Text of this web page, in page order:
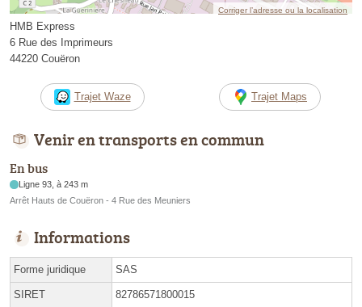
Corriger l’adresse ou la localisation
HMB Express
6 Rue des Imprimeurs
44220 Couëron
Trajet Waze Trajet Maps
Venir en transports en commun
En bus
Ligne 93, à 243 m
Arrêt Hauts de Couëron - 4 Rue des Meuniers
Informations
Forme juridique SAS
SIRET 82786571800015